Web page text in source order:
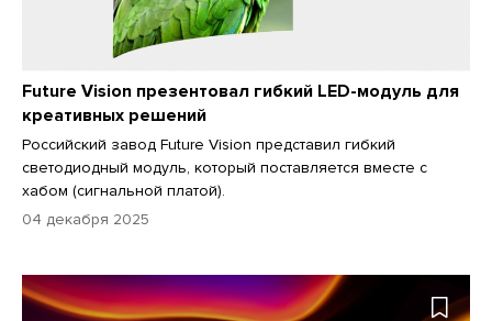
Future Vision презентовал гибкий LED-модуль для
креативных решений
Российский завод Future Vision представил гибкий
светодиодный модуль, который поставляется вместе с
хабом (сигнальной платой).
04 декабря 2025